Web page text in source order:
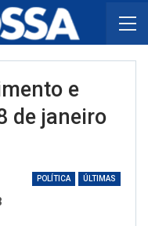
e
de janeiro
POLÍTICA ÚLTIMAS